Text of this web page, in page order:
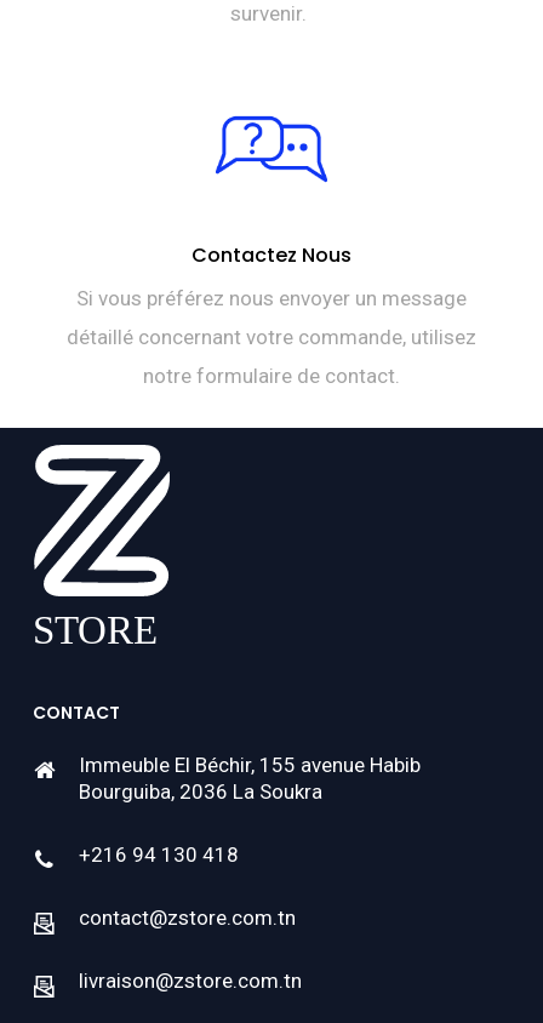
survenir.
Contactez Nous
Si vous préférez nous envoyer un message
détaillé concernant votre commande, utilisez
notre formulaire de contact.
CONTACT
Immeuble El Béchir, 155 avenue Habib
Bourguiba, 2036 La Soukra
+216 94 130 418
contact@zstore.com.tn
livraison@zstore.com.tn